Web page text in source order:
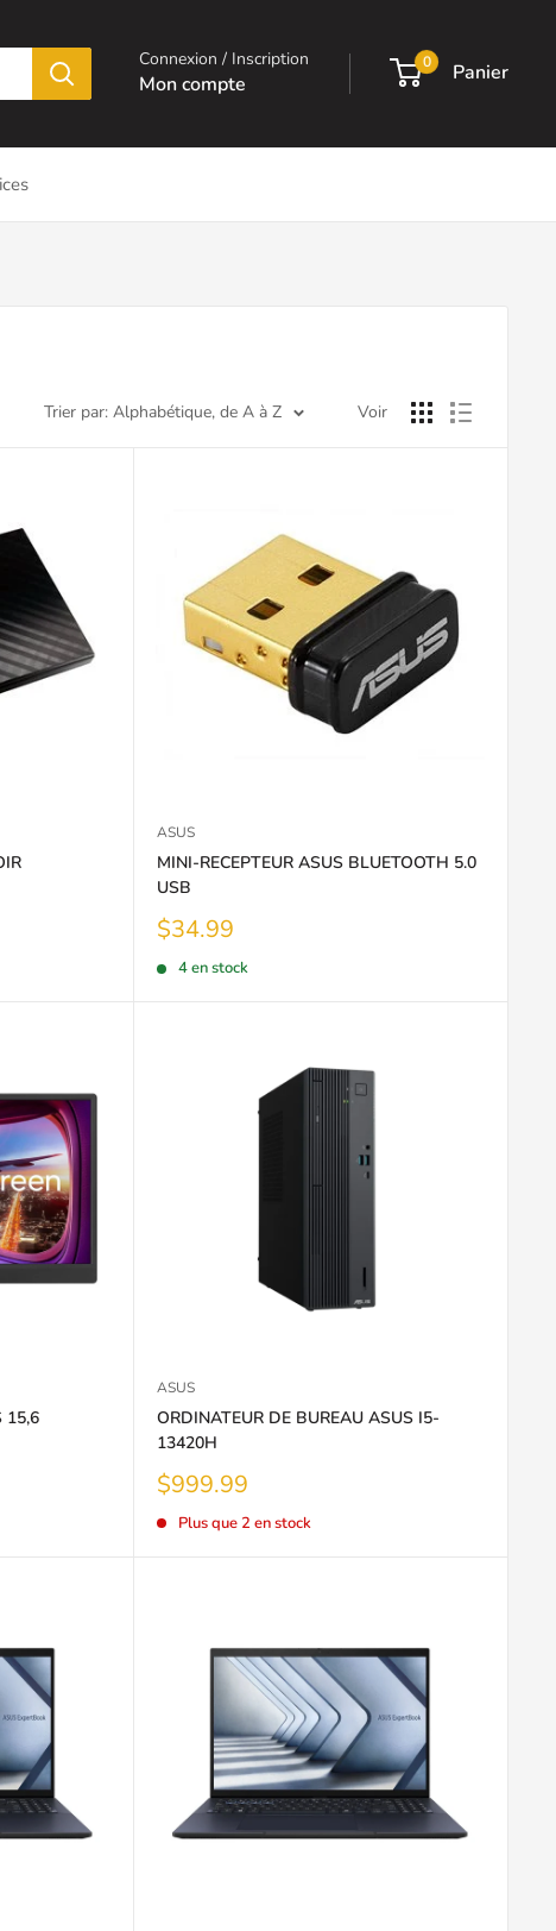
Connexion / Inscription
Mon compte
0 Panier
Trier par: Alphabétique, de A à Z Voir
ASUS
MINI-RECEPTEUR ASUS BLUETOOTH 5.0
USB
Prix
$34.99
4 en stock
15,6
ASUS
ORDINATEUR DE BUREAU ASUS I5-
13420H
Prix
réduit
$999.99
Plus que 2 en stock